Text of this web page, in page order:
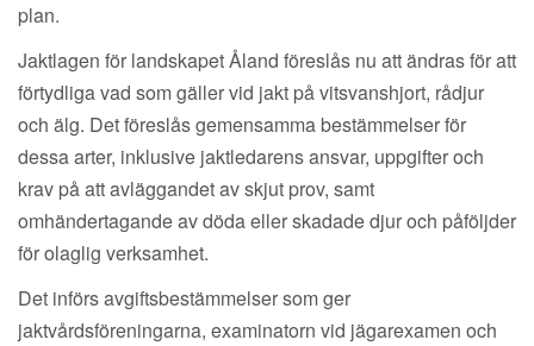
plan.
Jaktlagen för landskapet Åland föreslås nu att ändras för att
förtydliga vad som gäller vid jakt på vitsvanshjort, rådjur
och älg. Det föreslås gemensamma bestämmelser för
dessa arter, inklusive jaktledarens ansvar, uppgifter och
krav på att avläggandet av skjut prov, samt
omhändertagande av döda eller skadade djur och påföljder
för olaglig verksamhet.
Det införs avgiftsbestämmelser som ger
jaktvårdsföreningarna, examinatorn vid jägarexamen och